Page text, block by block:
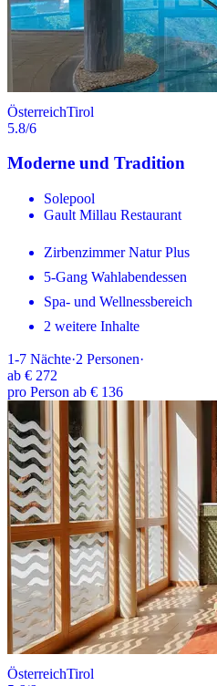
ÖsterreichTirol
5.8/6
Moderne und Tradition
Solepool
Gault Millau Restaurant
Zirbenzimmer Natur Plus
5-Gang Wahlabendessen
Spa- und Wellnessbereich
2 weitere Inhalte
1-7 Nächte·2 Personen·
ab € 272
pro Person ab € 136
ÖsterreichTirol